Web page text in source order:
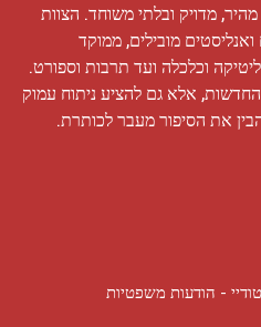
מדויק ובלתי משוחד. הצוות
מובילים, ממוקד
וכלכלה ועד תרבות וספורט.
אלא גם להציע ניתוח עמוק
את הסיפור מעבר לכותרת.
הודעות משפטיות